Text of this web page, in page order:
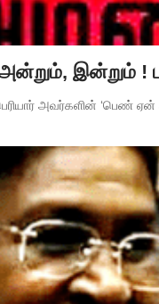
இன்றும் !
அவர்களின் ‘பெண் ஏன்